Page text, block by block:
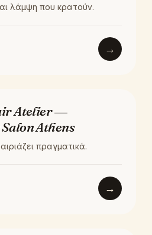
λάμψη που κρατούν.
→
Atelier —
Athens
πραγματικά.
→